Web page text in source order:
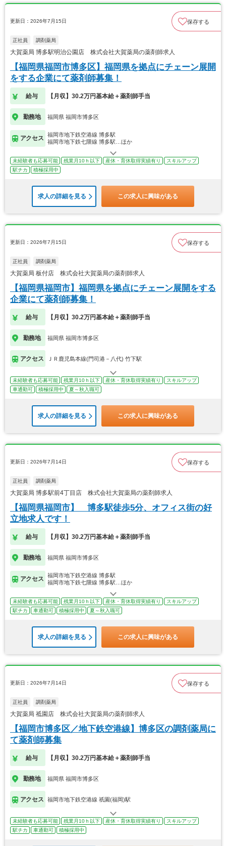
更新日：2026年7月15日 保存する
正社員 調剤薬局
大賀薬局 博多駅明治公園店 株式会社大賀薬局の薬剤師求人
【福岡県福岡市博多区】福岡県を拠点にチェーン展開
をする企業にて薬剤師募集！
給与 【月収】30.2万円基本給＋薬剤師手当
勤務地 福岡県 福岡市博多区
アクセス
福岡市地下鉄空港線 博多駅
福岡市地下鉄七隈線 博多駅…ほか
未経験者も応募可能 残業月10ｈ以下 産休・育休取得実績有り
スキルアップ
駅チカ
積極採用中
求人の詳細を見る この求人に興味がある
更新日：2026年7月15日 保存する
正社員 調剤薬局
大賀薬局 板付店 株式会社大賀薬局の薬剤師求人
【福岡県福岡市】福岡県を拠点にチェーン展開をする
企業にて薬剤師募集！
給与 【月収】30.2万円基本給＋薬剤師手当
勤務地 福岡県 福岡市博多区
アクセス ＪＲ鹿児島本線(門司港－八代) 竹下駅
未経験者も応募可能 残業月10ｈ以下 産休・育休取得実績有り
スキルアップ
車通勤可
積極採用中 夏～秋入職可
求人の詳細を見る この求人に興味がある
更新日：2026年7月14日 保存する
正社員 調剤薬局
大賀薬局 博多駅前4丁目店 株式会社大賀薬局の薬剤師求人
【福岡県福岡市】 博多駅徒歩5分、オフィス街の好
立地求人です！
給与 【月収】30.2万円基本給＋薬剤師手当
勤務地 福岡県 福岡市博多区
アクセス
福岡市地下鉄空港線 博多駅
福岡市地下鉄七隈線 博多駅…ほか
未経験者も応募可能 残業月10ｈ以下 産休・育休取得実績有り
スキルアップ
駅チカ
車通勤可 積極採用中 夏～秋入職可
求人の詳細を見る この求人に興味がある
更新日：2026年7月14日 保存する
正社員 調剤薬局
大賀薬局 祗園店 株式会社大賀薬局の薬剤師求人
【福岡市博多区／地下鉄空港線】博多区の調剤薬局に
て薬剤師募集
給与 【月収】30.2万円基本給＋薬剤師手当
勤務地 福岡県 福岡市博多区
アクセス 福岡市地下鉄空港線 祇園(福岡)駅
未経験者も応募可能 残業月10ｈ以下 産休・育休取得実績有り
スキルアップ
駅チカ
車通勤可 積極採用中